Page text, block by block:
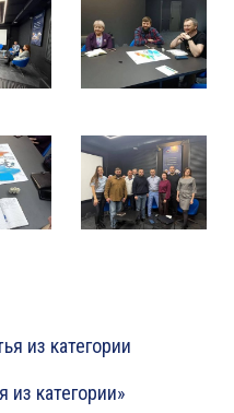
из категории
категории»